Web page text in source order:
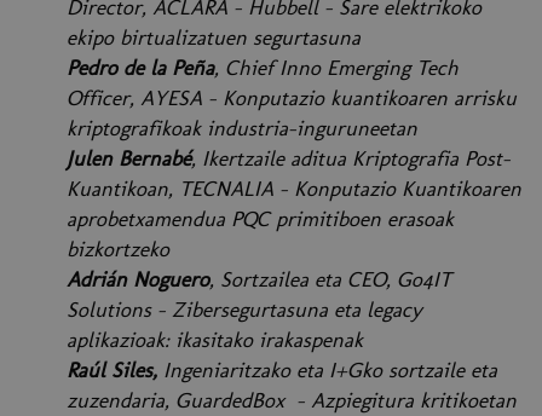
Director, ACLARA - Hubbell - Sare elektrikoko
ekipo birtualizatuen segurtasuna
Pedro de la Peña, Chief Inno Emerging Tech
Officer, AYESA - Konputazio kuantikoaren arrisku
kriptografikoak industria-inguruneetan
Julen Bernabé, Ikertzaile aditua Kriptografia Post-
Kuantikoan, TECNALIA - Konputazio Kuantikoaren
aprobetxamendua PQC primitiboen erasoak
bizkortzeko
Adrián Noguero, Sortzailea eta CEO, Go4IT
Solutions - Zibersegurtasuna eta legacy
aplikazioak: ikasitako irakaspenak
Raúl Siles, Ingeniaritzako eta I+Gko sortzaile eta
zuzendaria, GuardedBox - Azpiegitura kritikoetan